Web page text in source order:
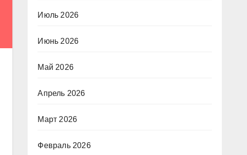
Июль 2026
Июнь 2026
Май 2026
Апрель 2026
Март 2026
Февраль 2026